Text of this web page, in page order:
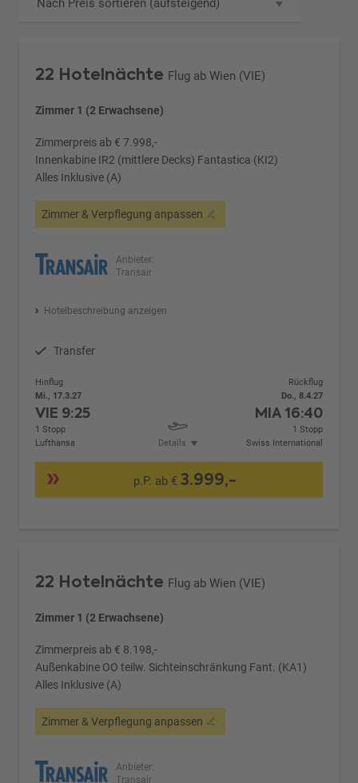
Nach Preis sortieren (aufsteigend)
22 Hotelnächte Flug ab Wien (VIE)
Zimmer 1 (2 Erwachsene)
Zimmerpreis ab € 7.998,-
Innenkabine IR2 (mittlere Decks) Fantastica (KI2)
Alles Inklusive (A)
Zimmer & Verpflegung anpassen
Anbieter:
Transair
Hotelbeschreibung anzeigen
Transfer
Hinflug
Mi., 17.3.27
VIE 9:25
1 Stopp
Lufthansa
Details
Rückflug
Do., 8.4.27
MIA 16:40
1 Stopp
Swiss International
p.P. ab € 3.999,-
22 Hotelnächte Flug ab Wien (VIE)
Zimmer 1 (2 Erwachsene)
Zimmerpreis ab € 8.198,-
Außenkabine OO teilw. Sichteinschränkung Fant. (KA1)
Alles Inklusive (A)
Zimmer & Verpflegung anpassen
Anbieter:
Transair